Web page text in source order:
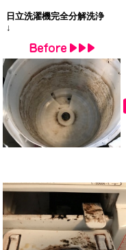
日立洗濯機完全分解洗浄
↓